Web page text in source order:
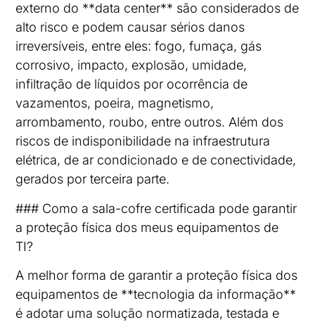
externo do **data center** são considerados de
alto risco e podem causar sérios danos
irreversíveis, entre eles: fogo, fumaça, gás
corrosivo, impacto, explosão, umidade,
infiltração de líquidos por ocorrência de
vazamentos, poeira, magnetismo,
arrombamento, roubo, entre outros. Além dos
riscos de indisponibilidade na infraestrutura
elétrica, de ar condicionado e de conectividade,
gerados por terceira parte.
### Como a sala-cofre certificada pode garantir
a proteção física dos meus equipamentos de
TI?
A melhor forma de garantir a proteção física dos
equipamentos de **tecnologia da informação**
é adotar uma solução normatizada, testada e